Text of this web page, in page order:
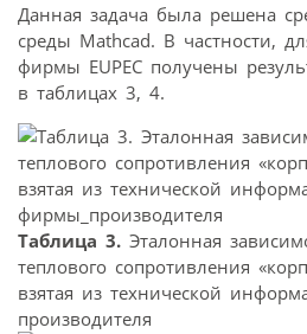
Данная задача была решена
среды Mathcad. В частности,
фирмы EUPEC получены
в таблицах 3, 4.
Таблица 3. Эталонная
теплового сопротивления
взятая из технической
производителя